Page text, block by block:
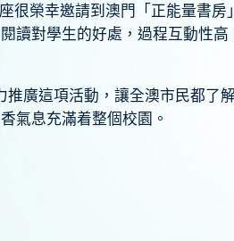
很榮幸邀請到澳門「正能量書房
讀對學生的好處，過程互動性
廣這項活動，讓全澳市民都了
氣息充滿着整個校園。